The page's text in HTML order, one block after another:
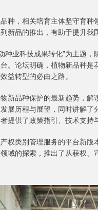
种，相关培育主体坚守育
新品的推出，有助于提升我
种业科技成果转化”为主题
。论坛明确，植物新品种
益转型的必由之路。
新品种保护的最新趋势，
展历程与展望，同时讲解
提供了政策指引、技术支持
权类别管理服务的平台新
域的探索，推出了从获权
-34.08 -0.24%